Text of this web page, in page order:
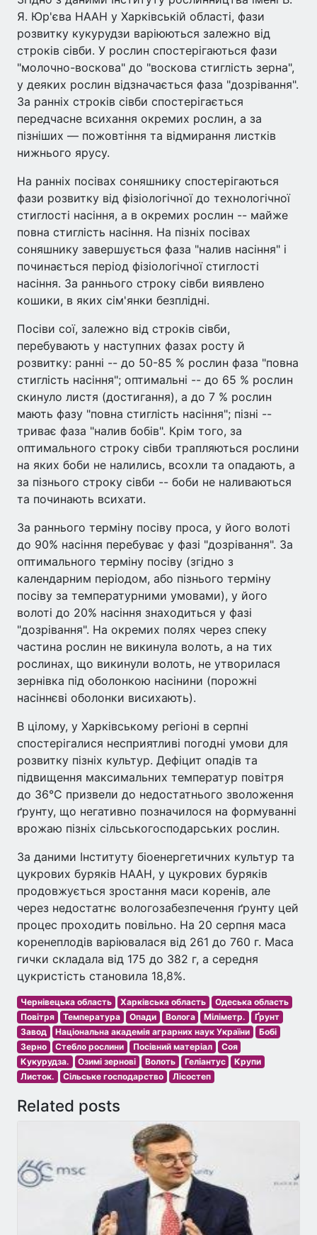
Я. Юр'єва НААН у Харківській області, фази
розвитку кукурудзи варіюються залежно від
строків сівби. У рослин спостерігаються фази
"молочно-воскова" до "воскова стиглість зерна",
у деяких рослин відзначається фаза "дозрівання".
За ранніх строків сівби спостерігається
передчасне всихання окремих рослин, а за
пізніших — пожовтіння та відмирання листків
нижнього ярусу.
На ранніх посівах соняшнику спостерігаються
фази розвитку від фізіологічної до технологічної
стиглості насіння, а в окремих рослин -- майже
повна стиглість насіння. На пізніх посівах
соняшнику завершується фаза "налив насіння" і
починається період фізіологічної стиглості
насіння. За раннього строку сівби виявлено
кошики, в яких сім'янки безплідні.
Посіви сої, залежно від строків сівби,
перебувають у наступних фазах росту й
розвитку: ранні -- до 50-85 % рослин фаза "повна
стиглість насіння"; оптимальні -- до 65 % рослин
скинуло листя (достигання), а до 7 % рослин
мають фазу "повна стиглість насіння"; пізні --
триває фаза "налив бобів". Крім того, за
оптимального строку сівби трапляються рослини
на яких боби не налились, всохли та опадають, а
за пізнього строку сівби -- боби не наливаються
та починають всихати.
За раннього терміну посіву проса, у його волоті
до 90% насіння перебуває у фазі "дозрівання". За
оптимального терміну посіву (згідно з
календарним періодом, або пізнього терміну
посіву за температурними умовами), у його
волоті до 20% насіння знаходиться у фазі
"дозрівання". На окремих полях через спеку
частина рослин не викинула волоть, а на тих
рослинах, що викинули волоть, не утворилася
зернівка під оболонкою насінини (порожні
насіннєві оболонки висихають).
В цілому, у Харківському регіоні в серпні
спостерігалися несприятливі погодні умови для
розвитку пізніх культур. Дефіцит опадів та
підвищення максимальних температур повітря
до 36°C призвели до недостатнього зволоження
ґрунту, що негативно позначилося на формуванні
врожаю пізніх сільськогосподарських рослин.
За даними Інституту біоенергетичних культур та
цукрових буряків НААН, у цукрових буряків
продовжується зростання маси коренів, але
через недостатнє вологозабезпечення ґрунту цей
процес проходить повільно. На 20 серпня маса
коренеплодів варіювалася від 261 до 760 г. Маса
гички складала від 175 до 382 г, а середня
цукристість становила 18,8%.
Чернівецька область Харківська область
Одеська область
Повітря
Температура Опади Волога Міліметр.
Ґрунт
Завод
Національна академія аграрних наук України
Бобі
Зерно
Стебло рослини Посівний матеріал
Соя
Кукурудза.
Озимі зернові Волоть Геліантус
Крупи
Листок.
Сільське господарство Лісостеп
Related posts